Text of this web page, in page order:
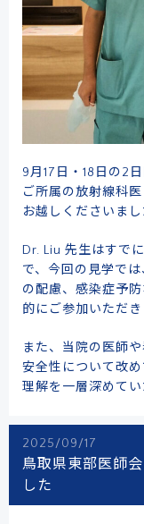
9月17日・18日の2
ご所属の放射線科
お越しくださいまし
Dr. Liu 先生はすで
で、今回の見学で
の配慮、感染症予
的にご参加いただき
また、当院の医師
安全性について改
理解を一層深めて
2025/09/17
鳥取県東部医師
した